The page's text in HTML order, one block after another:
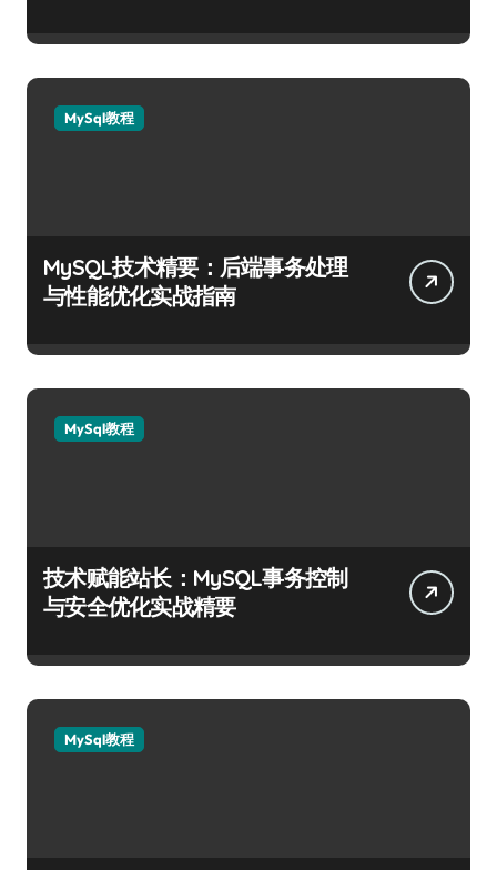
MySql教程
MySQL技术精要：后端事务处理
与性能优化实战指南
MySql教程
技术赋能站长：MySQL事务控制
与安全优化实战精要
MySql教程